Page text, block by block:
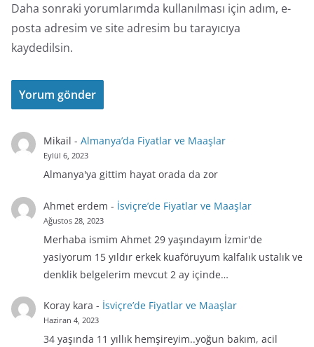
Daha sonraki yorumlarımda kullanılması için adım, e-
posta adresim ve site adresim bu tarayıcıya
kaydedilsin.
Mikail - Almanya’da Fiyatlar ve Maaşlar
Eylül 6, 2023
Almanya'ya gittim hayat orada da zor
Ahmet erdem - İsviçre’de Fiyatlar ve Maaşlar
Ağustos 28, 2023
Merhaba ismim Ahmet 29 yaşındayım İzmir'de
yasiyorum 15 yıldır erkek kuaföruyum kalfalık ustalık ve
denklik belgelerim mevcut 2 ay içinde…
Koray kara - İsviçre’de Fiyatlar ve Maaşlar
Haziran 4, 2023
34 yaşında 11 yıllık hemşireyim..yoğun bakım, acil